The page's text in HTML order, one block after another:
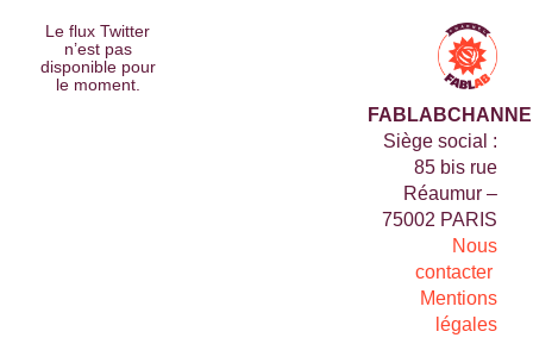
Le flux Twitter
n’est pas
disponible pour
le moment.
Siège social :
85 bis rue
Réaumur –
75002 PARIS
Nous
contacter
Mentions
légales